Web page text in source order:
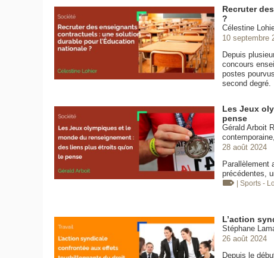
Recruter
?
Célestine
10 septembre
Depuis
concours
postes
second degré.
Les Jeux
pense
Gérald Arboit
28 août 2024
Parallèlement
précédentes,
| Sports -
L’action
Stéphane
26 août 2024
Depuis le